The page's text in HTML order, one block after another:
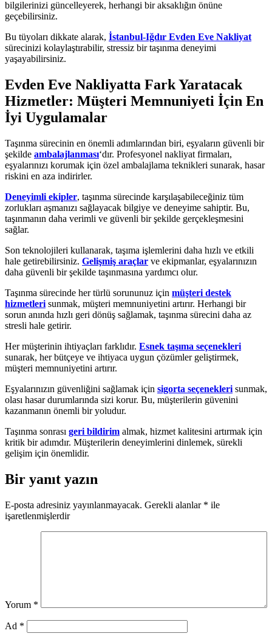
bilgilerinizi güncelleyerek, herhangi bir aksaklığın önüne
geçebilirsiniz.
Bu tüyoları dikkate alarak, İstanbul-Iğdır Evden Eve Nakliyat
sürecinizi kolaylaştırabilir, stressiz bir taşınma deneyimi
yaşayabilirsiniz.
Evden Eve Nakliyatta Fark Yaratacak
Hizmetler: Müşteri Memnuniyeti İçin En
İyi Uygulamalar
Taşınma sürecinin en önemli adımlarından biri, eşyaların güvenli bir
şekilde ambalajlanması‘dır. Profesyonel nakliyat firmaları,
eşyalarınızı korumak için özel ambalajlama teknikleri sunarak, hasar
riskini en aza indirirler.
Deneyimli ekipler, taşınma sürecinde karşılaşabileceğiniz tüm
zorlukları aşmanızı sağlayacak bilgiye ve deneyime sahiptir. Bu,
taşınmanın daha verimli ve güvenli bir şekilde gerçekleşmesini
sağlar.
Son teknolojileri kullanarak, taşıma işlemlerini daha hızlı ve etkili
hale getirebilirsiniz. Gelişmiş araçlar ve ekipmanlar, eşyalarınızın
daha güvenli bir şekilde taşınmasına yardımcı olur.
Taşınma sürecinde her türlü sorununuz için müşteri destek
hizmetleri sunmak, müşteri memnuniyetini artırır. Herhangi bir
sorun anında hızlı geri dönüş sağlamak, taşınma sürecini daha az
stresli hale getirir.
Her müşterinin ihtiyaçları farklıdır. Esnek taşıma seçenekleri
sunarak, her bütçeye ve ihtiyaca uygun çözümler geliştirmek,
müşteri memnuniyetini artırır.
Eşyalarınızın güvenliğini sağlamak için sigorta seçenekleri sunmak,
olası hasar durumlarında sizi korur. Bu, müşterilerin güvenini
kazanmanın önemli bir yoludur.
Taşınma sonrası geri bildirim almak, hizmet kalitesini artırmak için
kritik bir adımdır. Müşterilerin deneyimlerini dinlemek, sürekli
gelişim için önemlidir.
Bir yanıt yazın
E-posta adresiniz yayınlanmayacak. Gerekli alanlar * ile
işaretlenmişlerdir
Yorum *
Ad *